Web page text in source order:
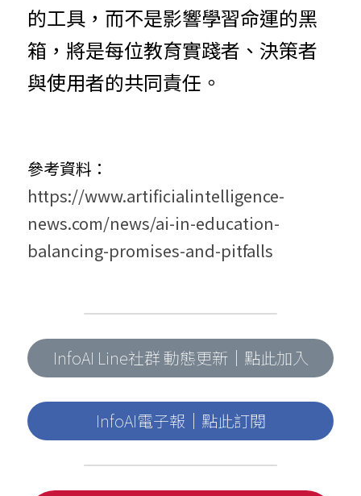
的工具，而不是影響學習命運的黑
箱，將是每位教育實踐者、決策者
與使用者的共同責任。
參考資料：
https://www.artificialintelligence-
news.com/news/ai-in-education-
balancing-promises-and-pitfalls
InfoAI Line社群 動態更新｜點此加入
InfoAI電子報｜點此訂閱